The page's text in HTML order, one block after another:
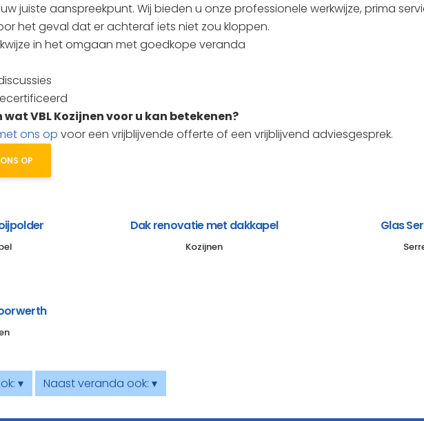
uw juiste aanspreekpunt. Wij bieden u onze professionele werkwijze, prima
het geval dat er achteraf iets niet zou kloppen.
in het omgaan met goedkope veranda
VBL Kozijnen voor u kan betekenen?
ons op voor een vrijblijvende offerte of een vrijblijvend adviesgesprek.
OP
Dak renovatie met dakkapel
Kozijnen
Glas
▾ Naast veranda ook: ▾